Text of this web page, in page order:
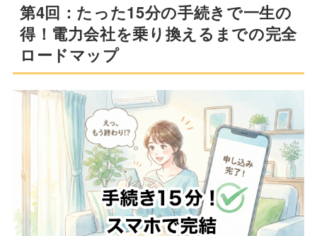
第4回：たった15分の手続きで一生の
得！電力会社を乗り換えるまでの完全
ロードマップ